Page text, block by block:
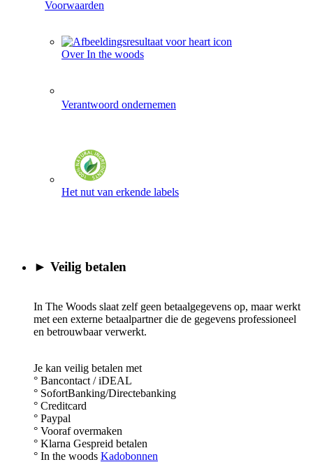
Voorwaarden
Over In the woods
Verantwoord ondernemen
Het nut van erkende labels
► Veilig betalen
In The Woods slaat zelf geen betaalgegevens op, maar werkt
met een externe betaalpartner die de gegevens professioneel
en betrouwbaar verwerkt.
Je kan veilig betalen met
° Bancontact / iDEAL
° SofortBanking/Directebanking
° Creditcard
° Paypal
° Vooraf overmaken
° Klarna Gespreid betalen
° In the woods Kadobonnen